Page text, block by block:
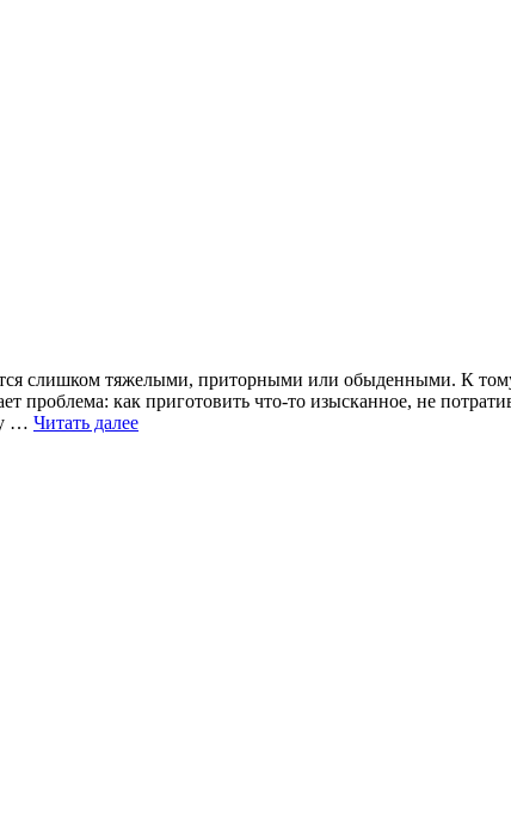
слишком тяжелыми, приторными или обыденными. К
проблема: как приготовить что-то изысканное, не
… Читать далее